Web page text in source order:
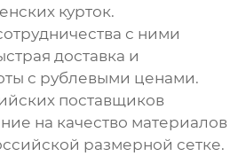
курток.
с ними
доставка и
с рублевыми ценами.
поставщиков
на качество материалов
размерной сетке.